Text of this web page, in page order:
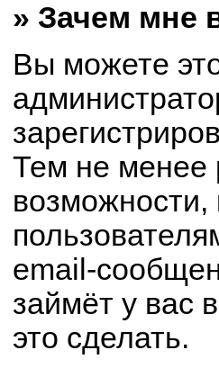
» Зачем мне
Вы можете
Тем не менее
email-
займёт у вас
это сделать.